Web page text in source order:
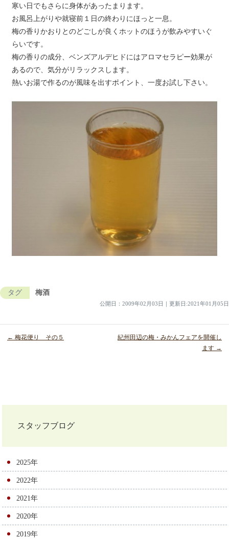
寒い日でもさらに身体があったまります。
お風呂上がりや就寝前１日の終わりにほっと一息。
梅の香りかおりとのどごしが良くホットのほうが飲みやすいぐ
らいです。
梅の香りの成分、ベンズアルデヒドにはアロマセラピー効果が
あるので、気分がリラックスします。
熱いお湯で作るのが風味を出すポイント、一度お試し下さい。
タグ 梅酒
公開日： 2009年02月03日 ｜ 更新日:2021年01月05日
ー
シ
ョ
ン
← 梅花便り その５
紀州田辺の梅・みかんフェアを開催し
ます →
スタッフブログ
2025年
2022年
2021年
2020年
2019年